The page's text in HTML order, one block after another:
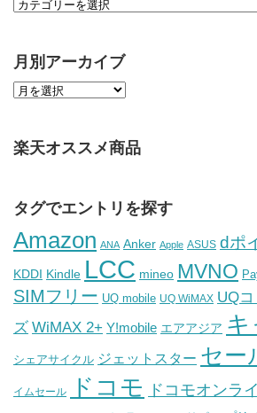
月別アーカイブ
楽天オススメ商品
タグでエントリを探す
Amazon ANA Anker Apple ASUS dポ
KDDI Kindle LCC mineo MVNO
SIMフリー UQ mobile UQ WiMAX UQ
ズ WiMAX 2+ Y!mobile エアアジア キ
シェアサイクル ジェットスター セー
イムセール ドコモ ドコモオンラ